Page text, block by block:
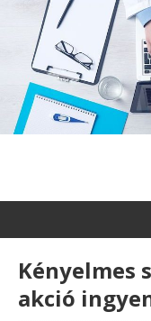
Kényelmes
akció